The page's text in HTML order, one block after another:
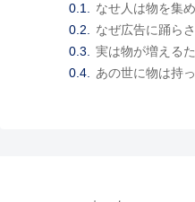
なせ人は物を集
なぜ広告に踊ら
実は物が増える
あの世に物は持